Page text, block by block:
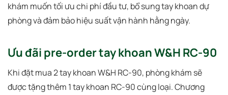
khám muốn tối ưu chi phí đầu tư, bổ sung tay khoan dự
phòng và đảm bảo hiệu suất vận hành hằng ngày.
Ưu đãi pre-order tay khoan W&H RC-90
Khi đặt mua 2 tay khoan W&H RC-90, phòng khám sẽ
được tặng thêm 1 tay khoan RC-90 cùng loại. Chương